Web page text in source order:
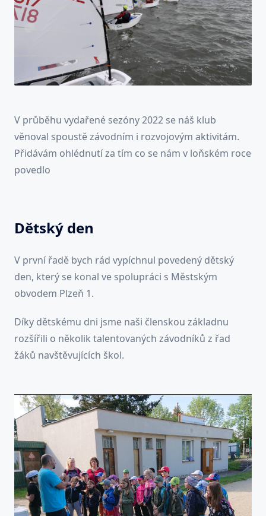
V průběhu vydařené sezóny 2022 se náš klub
věnoval spoustě závodním i rozvojovým aktivitám.
Přidávám ohlédnutí za tím co se nám v loňském roce
povedlo
Dětský den
V první řadě bych rád vypíchnul povedený dětský
den, který se konal ve spolupráci s Městským
obvodem Plzeň 1.
Díky dětskému dni jsme naši členskou základnu
rozšířili o několik talentovaných závodníků z řad
žáků navštěvujících škol.